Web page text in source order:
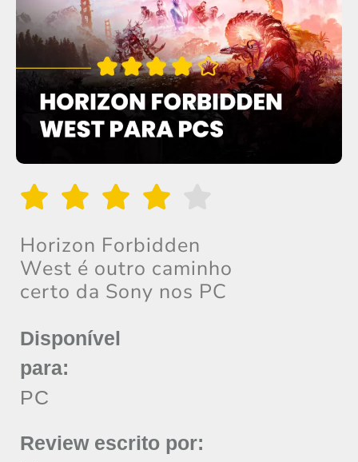
Horizon Forbidden
West é outro caminho
certo da Sony nos PC
Disponível
para:
PC
Review escrito por: